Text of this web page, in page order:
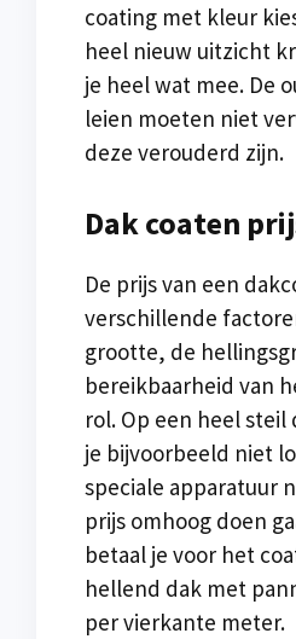
coating met kleur
heel nieuw uitzicht
je heel wat mee. De
leien moeten niet
deze verouderd zijn.
Dak coaten
De prijs van een
verschillende
grootte, de
bereikbaarheid van
rol. Op een heel steil
je bijvoorbeeld niet
speciale apparatuur
prijs omhoog doen
betaal je voor het
hellend dak met
per vierkante meter.